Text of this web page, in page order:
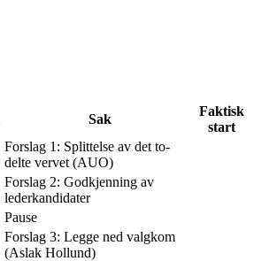
Sak
Faktisk
start
Forslag 1: Splittelse av det to-
delte vervet (AUO)
Forslag 2: Godkjenning av
lederkandidater
Pause
Forslag 3: Legge ned valgkom
(Aslak Hollund)